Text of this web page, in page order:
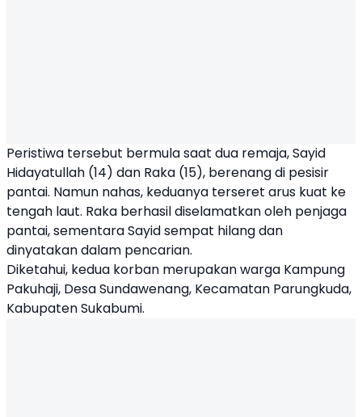
Peristiwa tersebut bermula saat dua remaja, Sayid
Hidayatullah (14) dan Raka (15), berenang di pesisir
pantai. Namun nahas, keduanya terseret arus kuat ke
tengah laut. Raka berhasil diselamatkan oleh penjaga
pantai, sementara Sayid sempat hilang dan
dinyatakan dalam pencarian.
Diketahui, kedua korban merupakan warga Kampung
Pakuhaji, Desa Sundawenang, Kecamatan Parungkuda,
Kabupaten Sukabumi.